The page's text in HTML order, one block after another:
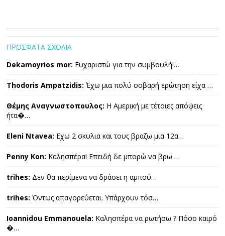
ΠΡΟΣΦΑΤΑ ΣΧΟΛΙΑ
Dekamoyrios mor: Ευχαριστώ για την συμβουλή!…
Thodoris Ampatzidis: Έχω μια πολύ σοβαρή ερώτηση είχα …
Θέμης Αναγνωστοπουλος: Η Αμερική με τέτοιες απόψεις
ήτα�…
Eleni Ntavea: Εχω 2 σκυλια και τους βραζω μια 12α…
Penny Kon: Καλησπέρα! Επειδή δε μπορώ να βρω…
trihes: Δεν θα περίμενα να δράσει η αμπού…
trihes: Όντως απαγορεύεται. Υπάρχουν τόσ…
Ioannidou Emmanouela: Καλησπέρα να ρωτήσω ? Πόσο καιρό
�…